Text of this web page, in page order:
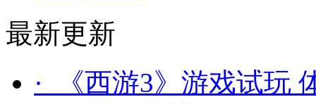
最新更新
· 《西游3》游戏试玩